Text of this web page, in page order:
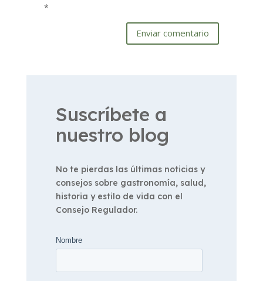
*
Enviar comentario
Suscríbete a
nuestro blog
No te pierdas las últimas noticias y
consejos sobre gastronomía, salud,
historia y estilo de vida con el
Consejo Regulador.